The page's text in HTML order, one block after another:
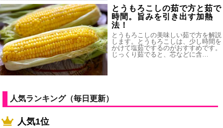
とうもろこしの茹で方と茹で
時間。旨みを引き出す加熱
法！
とうもろこしの美味しい茹で方を解説
します。とうもろこしは、少し時間を
かけて塩茹でするのがおすすめです。
じっくり茹でると、芯などに含…
人気ランキング（毎日更新）
人気1位